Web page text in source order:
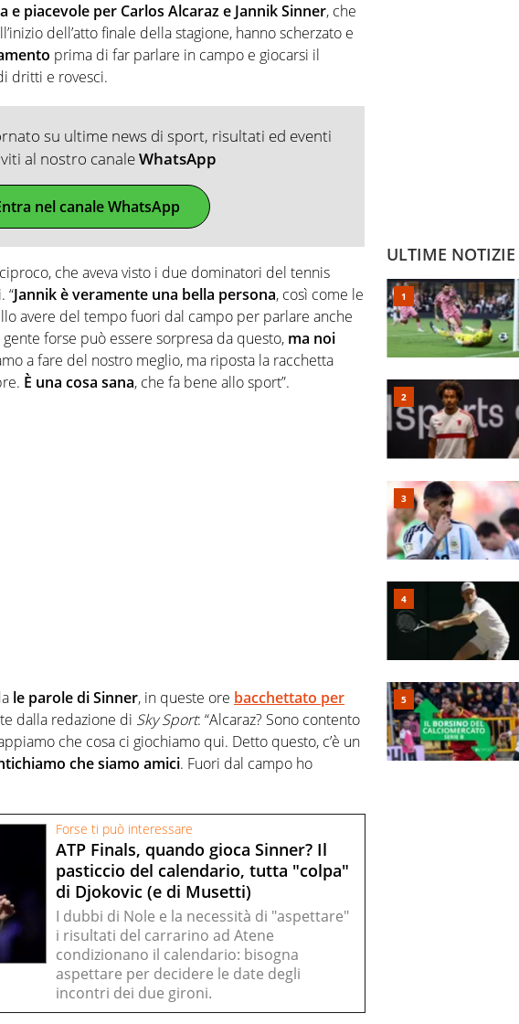
e piacevole per Carlos Alcaraz e Jannik Sinner, che
dell’atto finale della stagione, hanno scherzato e
prima di far parlare in campo e giocarsi il
dritti e rovesci.
su ultime news di sport, risultati ed eventi
al nostro canaleWhatsApp
nel canale WhatsApp
che aveva visto i due dominatori del tennis
“Jannik è veramente una bella persona, così come le
avere del tempo fuori dal campo per parlare anche
forse può essere sorpresa da questo, ma noi
a fare del nostro meglio, ma riposta la racchetta
È una cosa sana, che fa bene allo sport”.
le parole di Sinner, in queste ore bacchettato per
dalla redazione di Sky Sport: “Alcaraz? Sono contento
che cosa ci giochiamo qui. Detto questo, c’è un
che siamo amici. Fuori dal campo ho
Forse ti può interessare
ATP Finals, quando gioca Sinner? Il
pasticcio del calendario, tutta "colpa"
di Djokovic (e di Musetti)
I dubbi di Nole e la necessità di "aspettare"
i risultati del carrarino ad Atene
condizionano il calendario: bisogna
aspettare per decidere le date degli
incontri dei due gironi.
ULTIME NOTIZIE